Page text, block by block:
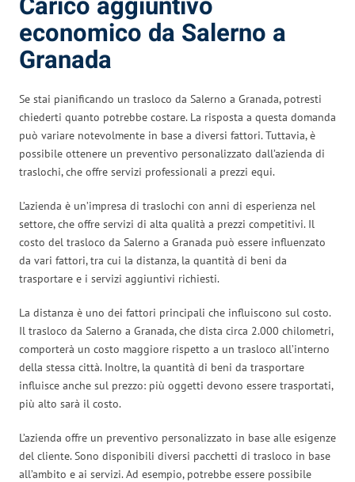
economico da Salerno a
Granada
Se stai pianificando un trasloco da Salerno a Granada, potresti
chiederti quanto potrebbe costare. La risposta a questa domanda
può variare notevolmente in base a diversi fattori. Tuttavia, è
possibile ottenere un preventivo personalizzato dall’azienda di
traslochi, che offre servizi professionali a prezzi equi.
L’azienda è un’impresa di traslochi con anni di esperienza nel
settore, che offre servizi di alta qualità a prezzi competitivi. Il
costo del trasloco da Salerno a Granada può essere influenzato
da vari fattori, tra cui la distanza, la quantità di beni da
trasportare e i servizi aggiuntivi richiesti.
La distanza è uno dei fattori principali che influiscono sul costo.
Il trasloco da Salerno a Granada, che dista circa 2.000 chilometri,
comporterà un costo maggiore rispetto a un trasloco all’interno
della stessa città. Inoltre, la quantità di beni da trasportare
influisce anche sul prezzo: più oggetti devono essere trasportati,
più alto sarà il costo.
L’azienda offre un preventivo personalizzato in base alle esigenze
del cliente. Sono disponibili diversi pacchetti di trasloco in base
all’ambito e ai servizi. Ad esempio, potrebbe essere possibile